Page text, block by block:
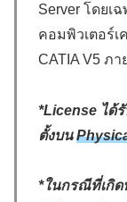
Server โดยเ
คอมพิวเตอร์
CATIA V5 ภา
*License ได้
ตั้งบน
*ในกรณีที่เกิด